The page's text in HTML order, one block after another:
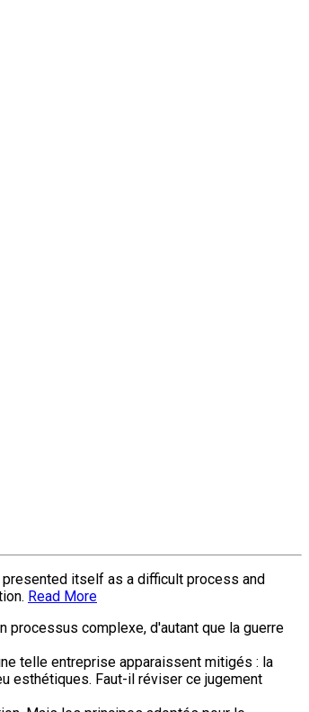
itself as a difficult process and
Read More
processus complexe, d'autant que la guerre
telle entreprise apparaissent mitigés : la
esthétiques. Faut-il réviser ce jugement